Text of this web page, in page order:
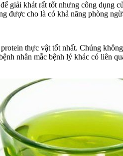
giải khát rất tốt nhưng công dụng
được cho là có khả năng phòng
thực vật tốt nhất. Chúng
nhân mắc bệnh lý khác có liên